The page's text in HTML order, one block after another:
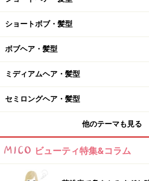
おすすめ3：暗髪プリカール
おすすめ3：暗髪プリカールミディ（画
グス］）
うな自然なくせ毛スタイルに。センタ
にレイヤーをいれ、ウェーブのかか
をおしゃれに揺らせばとことんガー
ショートボブ・髪型
ボブヘア・髪型
ミディアムヘア・髪型
セミロングヘア・髪型
他のテーマも見る
ビューティ特集&コラム